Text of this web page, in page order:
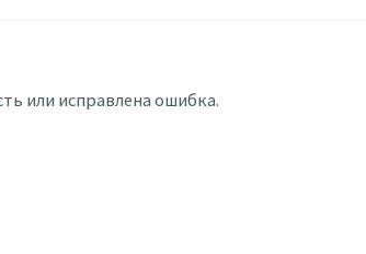
или исправлена ошибка.